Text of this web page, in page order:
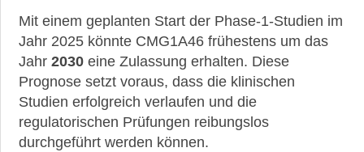
Mit einem geplanten Start der Phase-1-Studien im
Jahr 2025 könnte CMG1A46 frühestens um das
Jahr 2030 eine Zulassung erhalten. Diese
Prognose setzt voraus, dass die klinischen
Studien erfolgreich verlaufen und die
regulatorischen Prüfungen reibungslos
durchgeführt werden können.
Suche